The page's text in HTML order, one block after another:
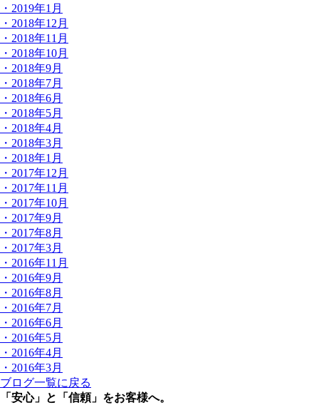
・2019年1月
・2018年12月
・2018年11月
・2018年10月
・2018年9月
・2018年7月
・2018年6月
・2018年5月
・2018年4月
・2018年3月
・2018年1月
・2017年12月
・2017年11月
・2017年10月
・2017年9月
・2017年8月
・2017年3月
・2016年11月
・2016年9月
・2016年8月
・2016年7月
・2016年6月
・2016年5月
・2016年4月
・2016年3月
ブログ一覧に戻る
「安心」と「信頼」をお客様へ。